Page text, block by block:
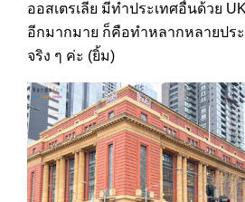
ออสเตรเลีย มีทำประเทศอื่นด้วย
อีกมากมาย ก็คือทำหลากหลายปร
จริง ๆ ค่ะ (ยิ้ม)